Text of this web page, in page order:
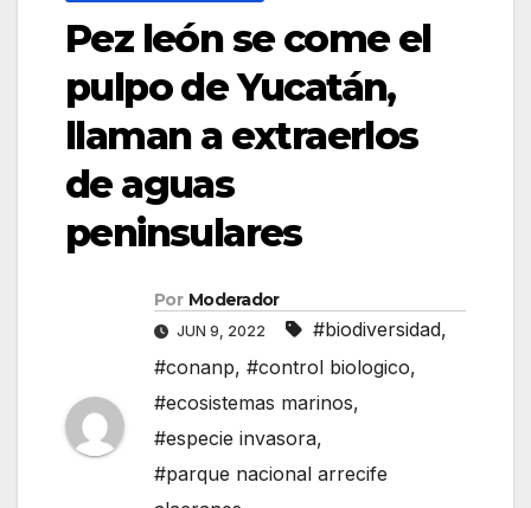
Pez león se come el
pulpo de Yucatán,
llaman a extraerlos
de aguas
peninsulares
Por Moderador
JUN 9, 2022 #biodiversidad,
#conanp, #control biologico,
#ecosistemas marinos,
#especie invasora,
#parque nacional arrecife